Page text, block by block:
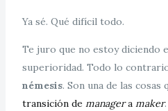
Ya sé. Qué difícil todo.
Te juro que no estoy diciendo
superioridad. Todo lo
némesis. Son una de las cosas
transición de managera maker